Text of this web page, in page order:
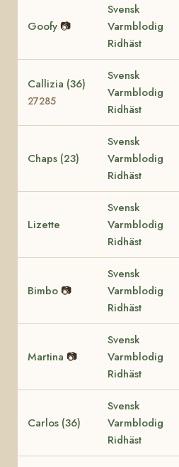
Goofy 📷
Svensk
Varmblodig
Ridhäst
Callizia (36)
27285
Svensk
Varmblodig
Ridhäst
Chaps (23)
Svensk
Varmblodig
Ridhäst
Lizette
Svensk
Varmblodig
Ridhäst
Bimbo 📷
Svensk
Varmblodig
Ridhäst
Martina 📷
Svensk
Varmblodig
Ridhäst
Carlos (36)
Svensk
Varmblodig
Ridhäst